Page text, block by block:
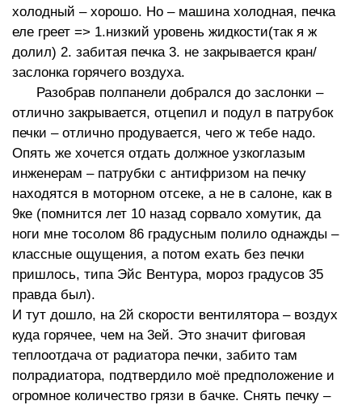
холодный – хорошо. Но – машина холодная, печка
еле греет => 1.низкий уровень жидкости(так я ж
долил) 2. забитая печка 3. не закрывается кран/
заслонка горячего воздуха.
Разобрав полпанели добрался до заслонки –
отлично закрывается, отцепил и подул в патрубок
печки – отлично продувается, чего ж тебе надо.
Опять же хочется отдать должное узкоглазым
инженерам – патрубки с антифризом на печку
находятся в моторном отсеке, а не в салоне, как в
9ке (помнится лет 10 назад сорвало хомутик, да
ноги мне тосолом 86 градусным полило однажды –
классные ощущения, а потом ехать без печки
пришлось, типа Эйс Вентура, мороз градусов 35
правда был).
И тут дошло, на 2й скорости вентилятора – воздух
куда горячее, чем на 3ей. Это значит фиговая
теплоотдача от радиатора печки, забито там
полрадиатора, подтвердило моё предположение и
огромное количество грязи в бачке. Снять печку –